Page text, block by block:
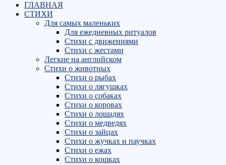
ГЛАВНАЯ
СТИХИ
Для самых маленьких
Для ежедневных ритуалов
Стихи с движениями
Стихи с жестами
Легкие на английском
Стихи о животных
Стихи о рыбах
Стихи о лягушках
Стихи о собаках
Стихи о коровах
Стихи о лошадях
Стихи о медведях
Стихи о зайцах
Стихи о жучках и паучках
Стихи о ежах
Стихи о кошках